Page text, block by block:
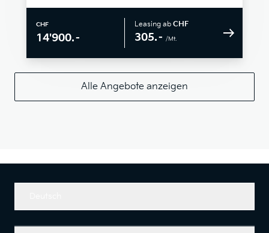
CHF
14'900.–
Leasing ab CHF
305.– /Mt.
Alle Angebote anzeigen